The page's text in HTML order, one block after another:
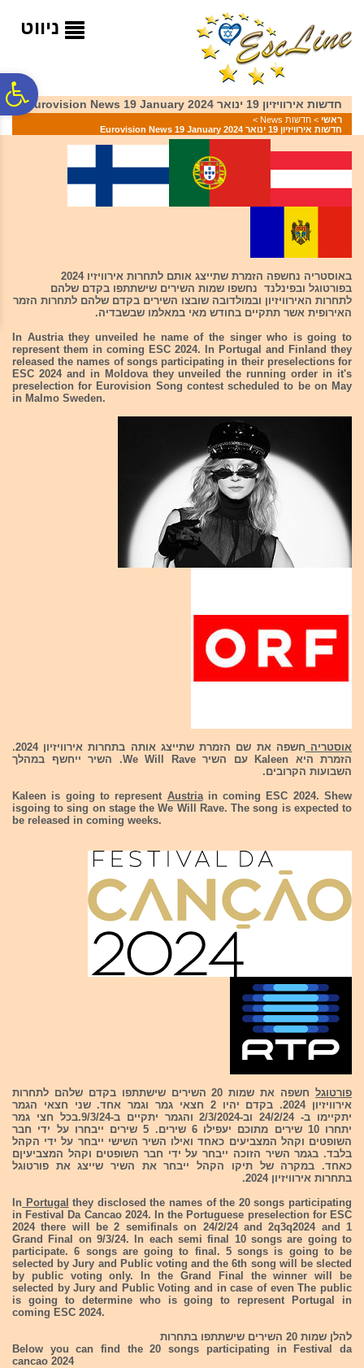
המרכזי
ניווט
חדשות אירוויזיון 19 ינואר 2024 Eurovision News 19 January
ראשי > חדשות News
>
חדשות אירוויזיון 19 ינואר 2024 Eurovision News 19 January
בפורטוגל ובפינלנד נחשפו שמות השירים שישתתפו בקדם שלהם
לתחרות האירוויזיון ובמולדובה שובצו השירים בקדם שלהם לתחרות הזמר
האירופית אשר תתקיים בחודש מאי במאלמו שבשבדיה.
In Austria they unveiled he name of the singer who is going to
represent them in coming ESC 2024. In Portugal and Finland they
released the names of songs participating in their preselections for
ESC 2024 and in Moldova they unveiled the running order in it's
preselection for Eurovision Song contest scheduled to be on May
in Malmo Sweden.
אוסטריה
חשפה את שם הזמרת שתייצג אותה בתחרות אירוויזיון 2024.
הזמרת היא Kaleen עם השיר We Will Rave. השיר ייחשף במהלך
השבועות הקרובים.
Kaleen is going to represent Austriain coming ESC 2024. Shew
isgoing to sing on stage the We Will Rave. The song is expected to
be released in coming weeks.
פורטוגל
חשפה את שמות 20 השירים שישתתפו בקדם שלהם לתחרות
אירוויזיון 2024. בקדם יהיו 2 חצאי גמר וגמר אחד. שני חצאי הגמר
יתקיימו ב- 24/2/24 וב-2/3/2024 והגמר יתקיים ב-9/3/24.בכל חצי גמר
יתחרו 10 שירים מתוכם יעפילו 6 שירים. 5 שירים ייבחרו על ידי חבר
השופטים וקהל המצביעים כאחד ואילו השיר השישי ייבחר על ידי הקהל
בלבד. בגמר השיר הזוכה ייבחר על ידי חבר השופטים וקהל המצביעיןם
כאחד. במקרה של תיקו הקהל ייבחר את השיר שייצג את פורטוגל
בתחרות אירוויזיון 2024.
In Portugal they disclosed the names of the 20 songs participating
in Festival Da Cancao 2024. In the Portuguese preselection for ESC
2024 there will be 2 semifinals on 24/2/24 and 2q3q2024 and 1
Grand Final on 9/3/24. In each semi final 10 songs are going to
participate. 6 songs are going to final. 5 songs is going to be
selected by Jury and Public voting and the 6th song will be slected
by public voting only. In the Grand Final the winner will be
selected by Jury and Public Voting and in case of even The public
is going to determine who is going to represent Portugal in
coming ESC 2024.
להלן שמות 20 השירים שישתתפו בתחרות
Below you can find the 20 songs participating in Festival da
cancao 2024